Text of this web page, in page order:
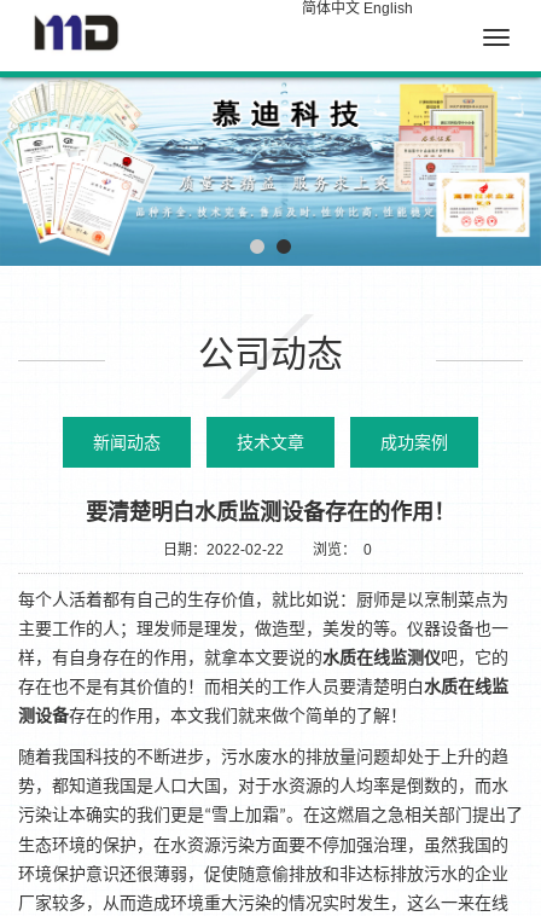
简体中文 English
Toggle
1 2
公司动态
新闻动态 技术文章 成功案例
要清楚明白水质监测设备存在的作用！
日期：2022-02-22 浏览： 0
每个人活着都有自己的生存价值， 就比如说：厨师是以烹制菜点为
主要工作的人；理发师是理发，做造型，美发的等。仪器设备也一
样，有自身存在的作用，就拿本文要说的水质在线监测仪吧，它的
存在也不是有其价值的！而相关的工作人员要清楚明白水质在线监
测设备存在的作用，本文我们就来做个简单的了解！
随着我国科技的不断进步，污水废水的排放量问题却处于上升的趋
势，都知道我国是人口大国，对于水资源的人均率是倒数的，而水
污染让本确实的我们更是“雪上加霜”。在这燃眉之急相关部门提出了
生态环境的保护，在水资源污染方面要不停加强治理，虽然我国的
环境保护意识还很薄弱，促使随意偷排放和非达标排放污水的企业
厂家较多，从而造成环境重大污染的情况实时发生，这么一来在线